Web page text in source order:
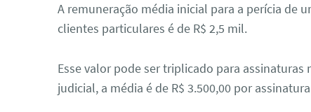
A remuneração média inicial para a perícia de
clientes particulares é de R$ 2,5 mil.
Esse valor pode ser triplicado para
judicial, a média é de R$ 3.500,00 por